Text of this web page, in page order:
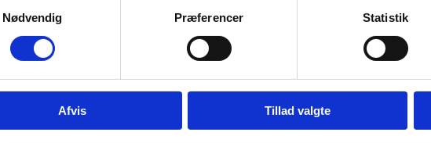
Nødvendig
Præferencer Statistik
Afvis Tillad valgte
Sandnes Garn, og hjælper dig gerne med at sætte farver sammen til dit
fingrene. Vi står klar med et smil og stræber altid efter den bedste
Vægt
Vær den første til
Din e-mailadresse vil ikke blive